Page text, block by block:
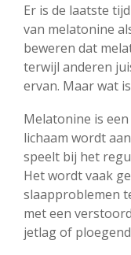
Er is de laatste
van melatonine
beweren dat
terwijl anderen
ervan. Maar wat
Melatonine is
lichaam wordt
speelt bij het
Het wordt vaak
slaapproblemen
met een
jetlag of